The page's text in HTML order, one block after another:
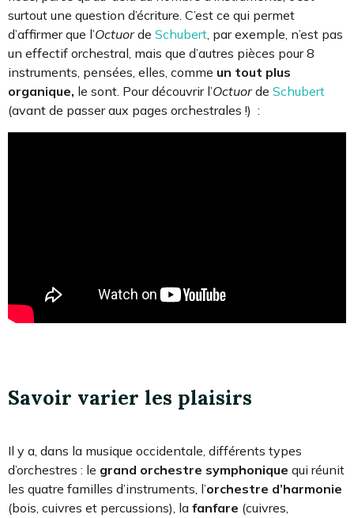
surtout une question d’écriture. C’est ce qui permet
d’affirmer que l’Octuorde Schubert , par exemple, n’est pas
un effectif orchestral, mais que d’autres pièces pour 8
instruments, pensées, elles, comme un tout plus
organique, le sont. Pour découvrir l’Octuorde Schubert
(avant de passer aux pages orchestrales !) :
Savoir varier les plaisirs
Il y a, dans la musique occidentale, différents types
d’orchestres : le grand orchestre symphonique qui réunit
les quatre familles d’instruments, l’orchestre d’harmonie
(bois, cuivres et percussions), la fanfare (cuivres,